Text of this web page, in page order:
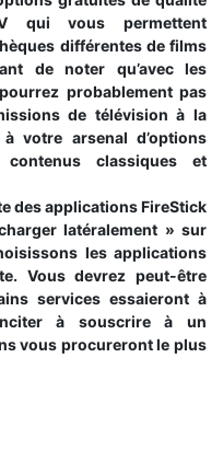
qui vous permettent
différentes de films
de noter qu’avec les
probablement pas
de télévision à la
votre arsenal d’options
classiques et
des applications FireStick
latéralement » sur
les applications
Vous devrez peut-être
services essaieront à
à souscrire à un
vous procureront le plus